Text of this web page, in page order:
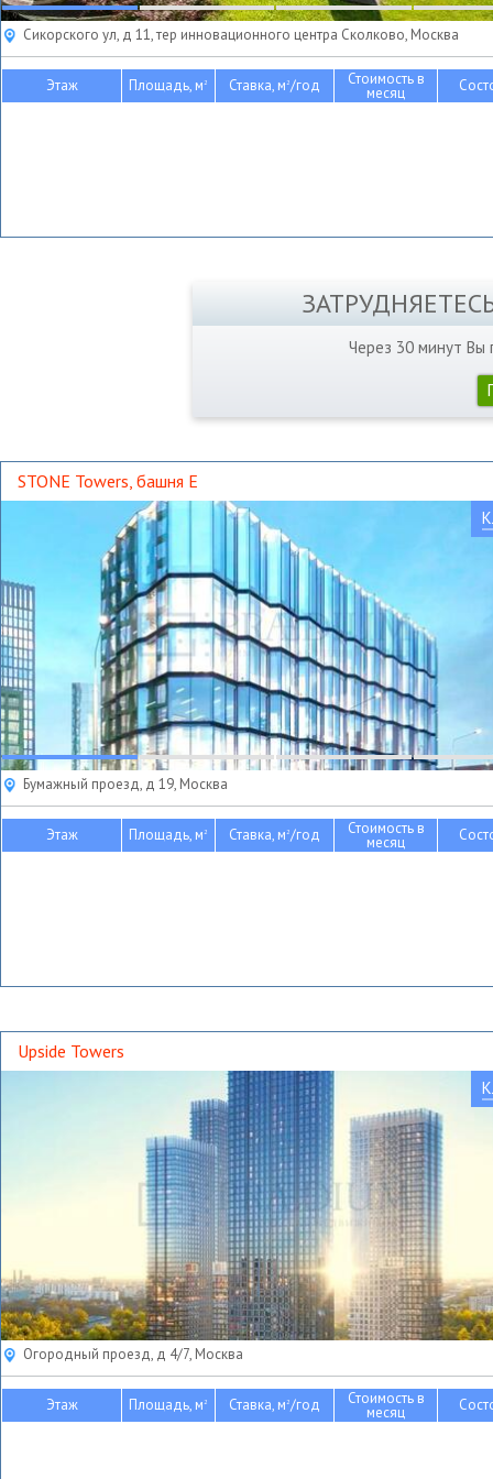
Сикорского ул, д 11, тер инновационного центра Сколково, Москва
Этаж Площадь, м2 Ставка, м2/год Стоимость в
месяц
Через 30 минут Вы
STONE Towers, башня Е
Бумажный проезд, д 19, Москва
Этаж Площадь, м2 Ставка, м2/год Стоимость в
месяц
Upside Towers
Огородный проезд, д 4/7, Москва
Этаж Площадь, м2 Ставка, м2/год Стоимость в
месяц